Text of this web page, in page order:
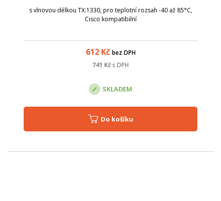
s vlnovou délkou TX:1330, pro teplotní rozsah -40 až 85°C,
Cisco kompatibilní
612Kč bez DPH
741 Kčs DPH
SKLADEM
Do košíku